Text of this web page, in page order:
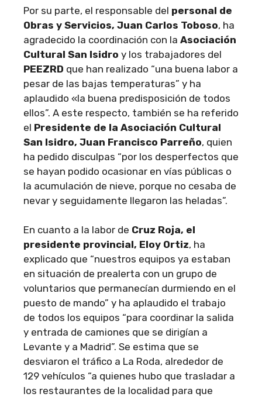
Por su parte, el responsable del personal de
Obras y Servicios, Juan Carlos Toboso, ha
agradecido la coordinación con la Asociación
Cultural San Isidro y los trabajadores del
PEEZRD que han realizado “una buena labor a
pesar de las bajas temperaturas” y ha
aplaudido «la buena predisposición de todos
ellos”. A este respecto, también se ha referido
el Presidente de la Asociación Cultural
San Isidro, Juan Francisco Parreño, quien
ha pedido disculpas “por los desperfectos que
se hayan podido ocasionar en vías públicas o
la acumulación de nieve, porque no cesaba de
nevar y seguidamente llegaron las heladas”.
En cuanto a la labor de Cruz Roja, el
presidente provincial, Eloy Ortiz, ha
explicado que “nuestros equipos ya estaban
en situación de prealerta con un grupo de
voluntarios que permanecían durmiendo en el
puesto de mando” y ha aplaudido el trabajo
de todos los equipos “para coordinar la salida
y entrada de camiones que se dirigían a
Levante y a Madrid”. Se estima que se
desviaron el tráfico a La Roda, alrededor de
129 vehículos “a quienes hubo que trasladar a
los restaurantes de la localidad para que